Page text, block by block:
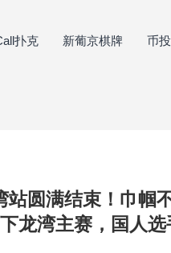
扑克 新葡京棋牌 币
站圆满结束！巾帼
龙湾主赛，国人